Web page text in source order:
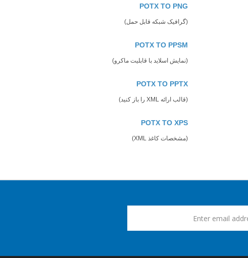
POTX TO PNG
(گرافیک شبکه قابل حمل)
POTX TO PPSM
(نمایش اسلاید با قابلیت ماکرو)
POTX TO PPTX
(قالب ارائه XML را باز کنید)
POTX TO XPS
(مشخصات کاغذ XML)